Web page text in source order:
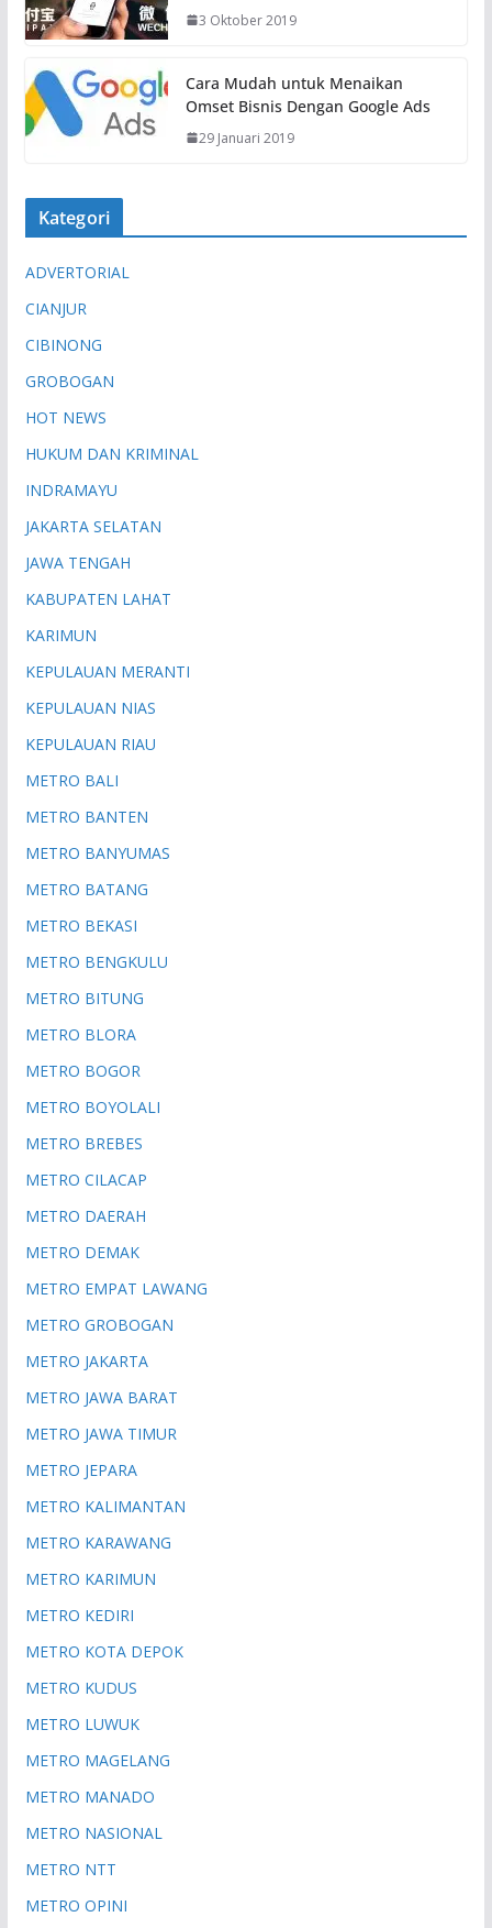
3 Oktober 2019
Cara Mudah untuk Menaikan
Omset Bisnis Dengan Google Ads
29 Januari 2019
Kategori
ADVERTORIAL
CIANJUR
CIBINONG
GROBOGAN
HOT NEWS
HUKUM DAN KRIMINAL
INDRAMAYU
JAKARTA SELATAN
JAWA TENGAH
KABUPATEN LAHAT
KARIMUN
KEPULAUAN MERANTI
KEPULAUAN NIAS
KEPULAUAN RIAU
METRO BALI
METRO BANTEN
METRO BANYUMAS
METRO BATANG
METRO BEKASI
METRO BENGKULU
METRO BITUNG
METRO BLORA
METRO BOGOR
METRO BOYOLALI
METRO BREBES
METRO CILACAP
METRO DAERAH
METRO DEMAK
METRO EMPAT LAWANG
METRO GROBOGAN
METRO JAKARTA
METRO JAWA BARAT
METRO JAWA TIMUR
METRO JEPARA
METRO KALIMANTAN
METRO KARAWANG
METRO KARIMUN
METRO KEDIRI
METRO KOTA DEPOK
METRO KUDUS
METRO LUWUK
METRO MAGELANG
METRO MANADO
METRO NASIONAL
METRO NTT
METRO OPINI